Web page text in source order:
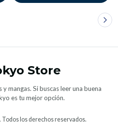
Store
mangas. Si buscas leer una buena
es tu mejor opción.
Todos los derechos reservados.